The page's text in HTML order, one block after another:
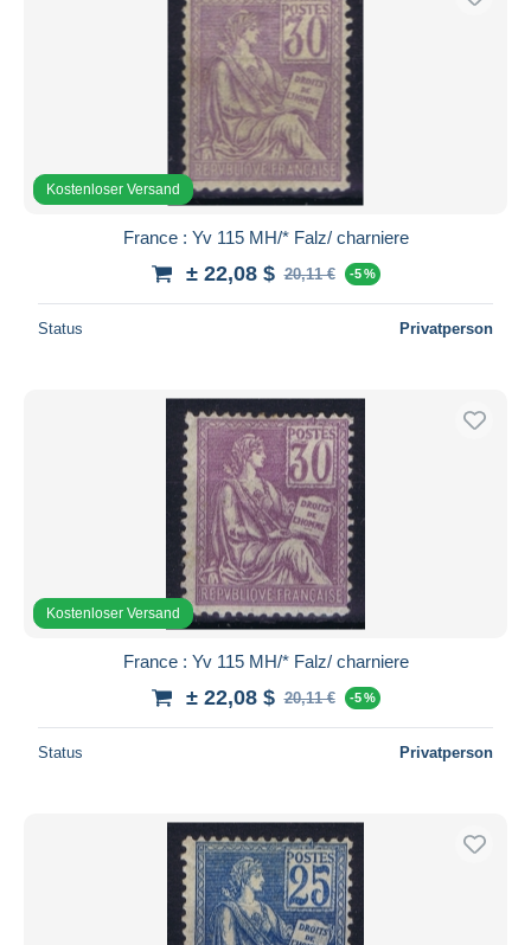
Kostenloser Versand
France : Yv 115 MH/* Falz/ charniere
± 22,08 $ 20,11 € -5 %
Status Privatperson
Kostenloser Versand
France : Yv 115 MH/* Falz/ charniere
± 22,08 $ 20,11 € -5 %
Status Privatperson